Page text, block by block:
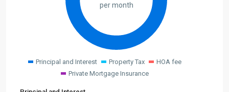
per month
Principal and Interest Property Tax
HOA fee
Private Mortgage Insurance